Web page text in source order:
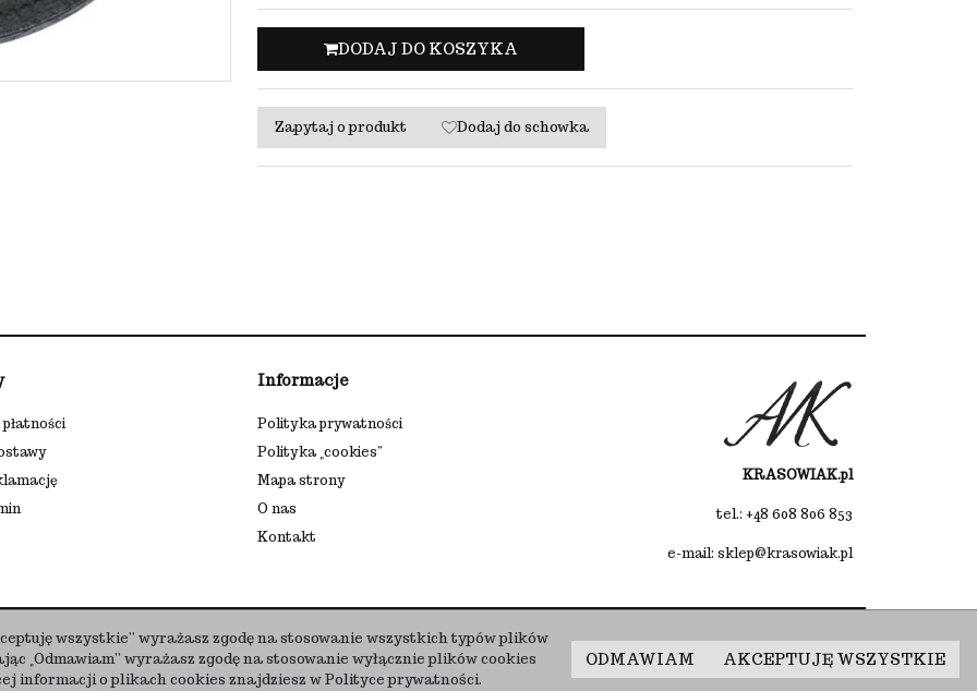
DODAJ DO KOSZYKA
Zapytaj o produkt Dodaj do schowka
Informacje
Polityka prywatności
Polityka „cookies”
Mapa strony
O nas
Kontakt
KRASOWIAK.pl
tel.: +48 608 806 853
e-mail: sklep@krasowiak.pl
InfoSerwis
wszystkie” wyrażasz zgodę na stosowanie wszystkich typów plików
„Odmawiam” wyrażasz zgodę na stosowanie wyłącznie plików cookies
informacji o plikach cookies znajdziesz w Polityce prywatności.
ODMAWIAM AKCEPTUJĘ WSZYSTKIE